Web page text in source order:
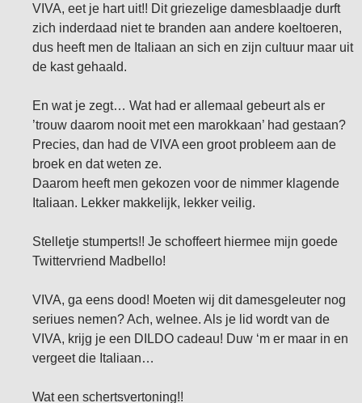
VIVA, eet je hart uit!! Dit griezelige damesblaadje durft
zich inderdaad niet te branden aan andere koeltoeren,
dus heeft men de Italiaan an sich en zijn cultuur maar uit
de kast gehaald.
En wat je zegt… Wat had er allemaal gebeurt als er
’trouw daarom nooit met een marokkaan’ had gestaan?
Precies, dan had de VIVA een groot probleem aan de
broek en dat weten ze.
Daarom heeft men gekozen voor de nimmer klagende
Italiaan. Lekker makkelijk, lekker veilig.
Stelletje stumperts!! Je schoffeert hiermee mijn goede
Twittervriend Madbello!
VIVA, ga eens dood! Moeten wij dit damesgeleuter nog
seriues nemen? Ach, welnee. Als je lid wordt van de
VIVA, krijg je een DILDO cadeau! Duw ‘m er maar in en
vergeet die Italiaan…
Wat een schertsvertoning!!